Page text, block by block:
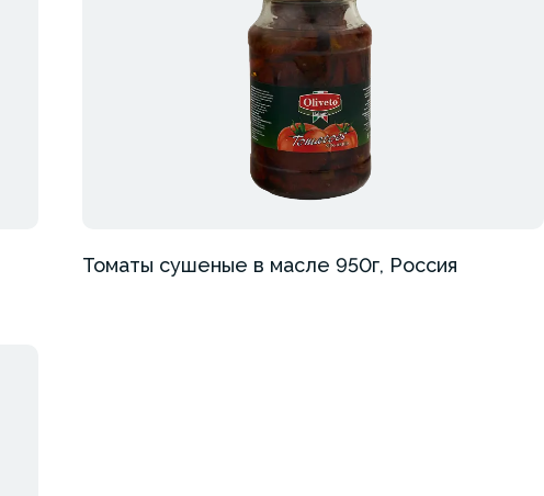
Томаты сушеные в масле 950г, Россия